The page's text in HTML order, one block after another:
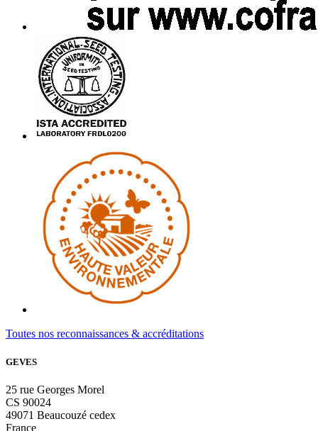
Toutes nos reconnaissances & accréditations
GEVES
25 rue Georges Morel
CS 90024
49071 Beaucouzé cedex
France